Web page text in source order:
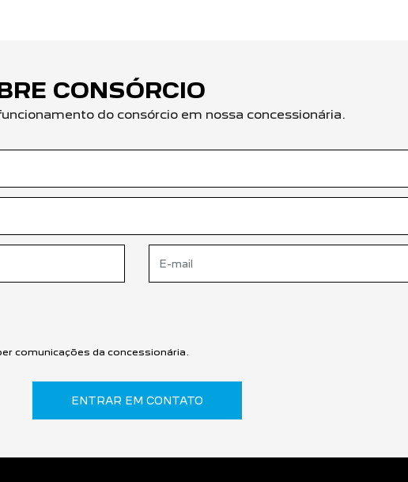
CONSÓRCIO
do consórcio em nossa concessionária.
comunicações da concessionária.
ENTRAR EM CONTATO